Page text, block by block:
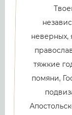
неверных,
тяжкие
помяни,